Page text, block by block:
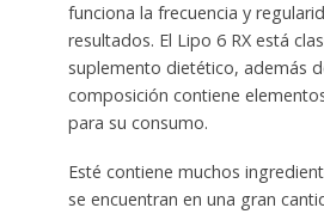
funciona la frecuencia y
resultados. El Lipo 6 RX está
suplemento dietético, además
composición contiene
para su consumo.
Esté contiene muchos
se encuentran en una gran